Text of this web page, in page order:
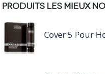
PRODUITS LES MIEUX
Cover 5 Pour